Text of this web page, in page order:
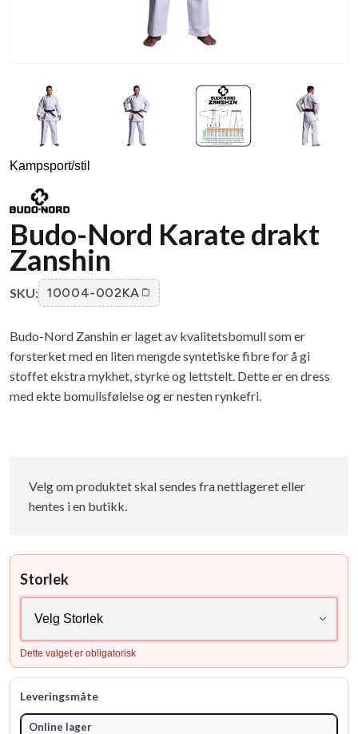
Kampsport/stil
Budo-Nord Karate drakt
Zanshin
SKU: 10004-002KA
Budo-Nord Zanshin er laget av kvalitetsbomull som er
forsterket med en liten mengde syntetiske fibre for å gi
stoffet ekstra mykhet, styrke og lettstelt. Dette er en dress
med ekte bomullsfølelse og er nesten rynkefri.
Velg om produktet skal sendes fra nettlageret eller
hentes i en butikk.
Storlek
Dette valget er obligatorisk
Leveringsmåte
Online lager